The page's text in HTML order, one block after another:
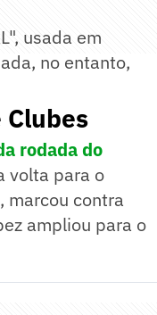
usada em
no entanto,
rodada do
volta para o
marcou contra
ampliou para o